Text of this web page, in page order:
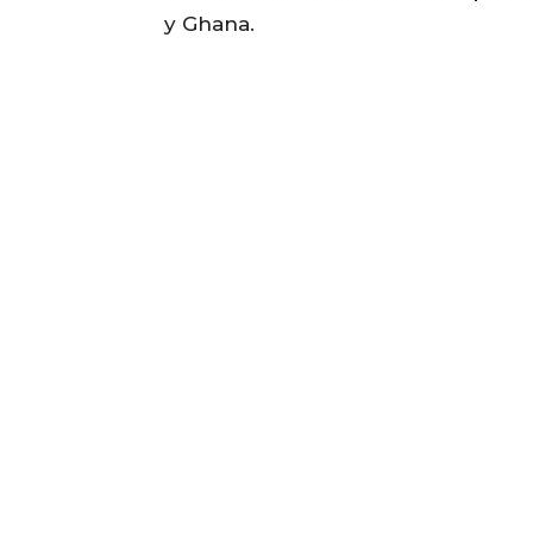
y Ghana.